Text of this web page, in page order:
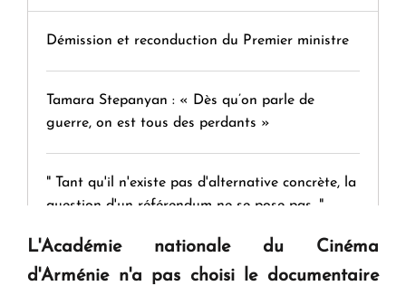
Démission et reconduction du Premier ministre
Tamara Stepanyan : « Dès qu’on parle de
guerre, on est tous des perdants »
" Tant qu'il n'existe pas d'alternative concrète, la
question d'un référendum ne se pose pas. "
KASA : 30 ans d'audace, de résilience et d'avenir
L'Académie nationale du Cinéma
d'Arménie n'a pas choisi le documentaire